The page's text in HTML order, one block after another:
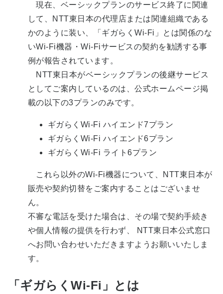
現在、ベーシックプランのサービス終了に関連
して、NTT東日本の代理店または関連組織である
かのように装い、「ギガらくWi-Fi」とは関係のな
いWi-Fi機器・Wi-Fiサービスの契約を勧誘する事
例が報告されています。
NTT東日本がベーシックプランの後継サービス
としてご案内しているのは、公式ホームページ掲
載の以下の3プランのみです。
ギガらくWi-Fi ハイエンド7プラン
ギガらくWi-Fi ハイエンド6プラン
ギガらくWi-Fi ライト6プラン
これら以外のWi-Fi機器について、NTT東日本が
販売や契約切替をご案内することはございませ
ん。
不審な電話を受けた場合は、その場で契約手続き
や個人情報の提供を行わず、 NTT東日本公式窓口
へお問い合わせいただきますようお願いいたしま
す。
「ギガらくWi-Fi」とは